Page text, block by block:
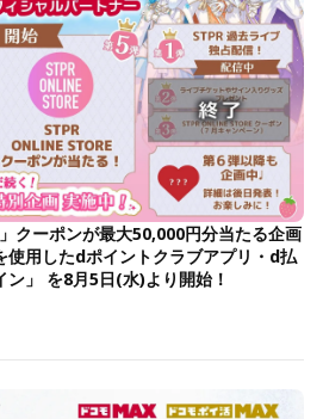
クーポンが最大50,000円分当たる企画
使用したdポイントクラブアプリ・d払
」 を8月5日(水)より開始！